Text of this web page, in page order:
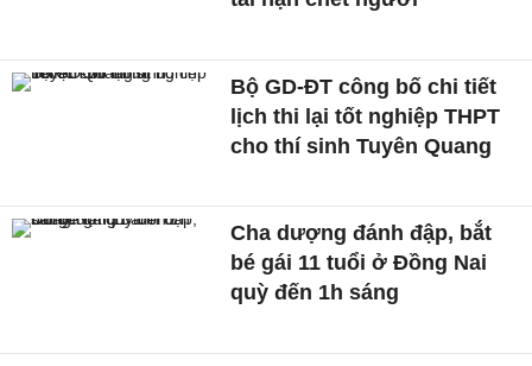
Bộ GD-ĐT công bố chi tiết
lịch thi lại tốt nghiệp THPT
cho thí sinh Tuyên Quang
Cha dượng đánh đập, bắt
bé gái 11 tuổi ở Đồng Nai
quỳ đến 1h sáng